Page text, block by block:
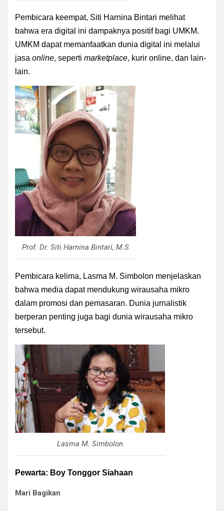
Pembicara keempat, Siti Harnina Bintari melihat
bahwa era digital ini dampaknya positif bagi UMKM.
UMKM dapat memanfaatkan dunia digital ini melalui
jasa online, seperti marketplace, kurir online, dan lain-
lain.
Prof. Dr. Siti Harnina Bintari, M.S
Pembicara kelima, Lasma M. Simbolon menjelaskan
bahwa media dapat mendukung wirausaha mikro
dalam promosi dan pemasaran. Dunia jurnalistik
berperan penting juga bagi dunia wirausaha mikro
tersebut.
Lasma M. Simbolon
Pewarta: Boy Tonggor Siahaan
Mari Bagikan